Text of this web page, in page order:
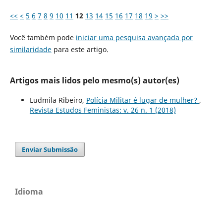
<< < 5 6 7 8 9 10 11 12 13 14 15 16 17 18 19 > >>
Você também pode iniciar uma pesquisa avançada por
similaridadepara este artigo.
Artigos mais lidos pelo mesmo(s) autor(es)
Ludmila Ribeiro, Polícia Militar é lugar de mulher? ,
Revista Estudos Feministas: v. 26 n. 1 (2018)
Enviar Submissão
Idioma